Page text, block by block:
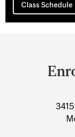
Class Schedule